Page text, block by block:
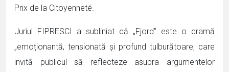
Prix de la Citoyenneté.
Juriul FIPRESCI a subliniat că „Fjord” este o dramă
„emoționantă, tensionată și profund tulburătoare, care
invită publicul să reflecteze asupra argumentelor